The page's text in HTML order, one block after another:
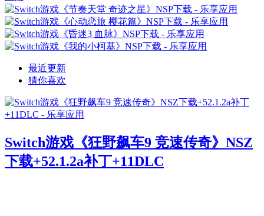
最近更新
猜你喜欢
Switch游戏《狂野飙车9 竞速传奇》NSZ
下载+52.1.2a补丁+11DLC